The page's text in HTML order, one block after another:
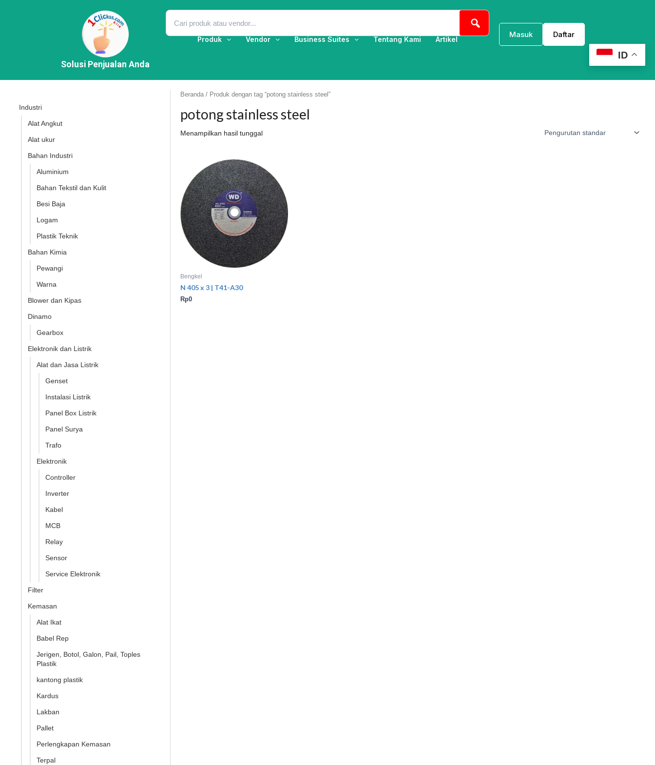
Solusi Penjualan Anda
Produk Vendor Business Suites Tentang Kami Artikel
Masuk Daftar
Industri
Alat Angkut
Alat ukur
Bahan Industri
Aluminium
Bahan Tekstil dan Kulit
Besi Baja
Logam
Plastik Teknik
Bahan Kimia
Pewangi
Warna
Blower dan Kipas
Dinamo
Gearbox
Elektronik dan Listrik
Alat dan Jasa Listrik
Genset
Instalasi Listrik
Panel Box Listrik
Panel Surya
Trafo
Elektronik
Controller
Inverter
Kabel
MCB
Relay
Sensor
Service Elektronik
Filter
Kemasan
Alat Ikat
Babel Rep
Jerigen, Botol, Galon, Pail, Toples
Plastik
kantong plastik
Kardus
Lakban
Pallet
Perlengkapan Kemasan
Terpal
Beranda/ Produk dengan tag “potong stainless steel”
potong stainless steel
Menampilkan hasil tunggal
Bengkel
N 405 x 3 | T41-A30
Rp0
ID